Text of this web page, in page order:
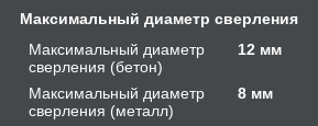
Максимальный диаметр сверления
Максимальный диаметр
сверления (бетон)
12 мм
Максимальный диаметр
сверления (металл)
8 мм